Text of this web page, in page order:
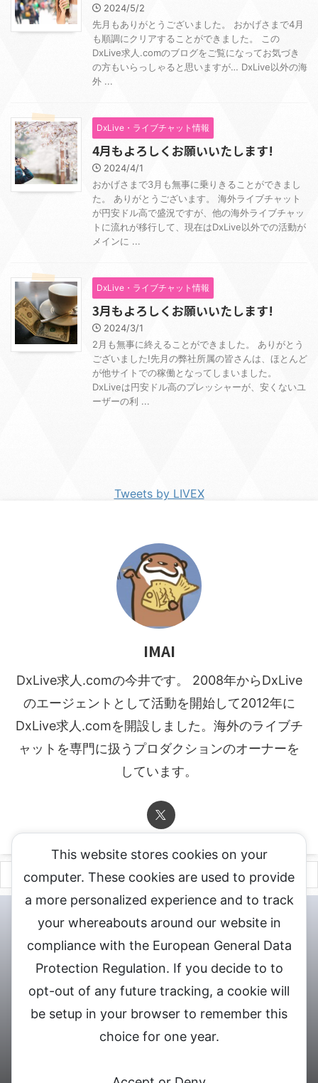
2024/5/2
先月もありがとうございました。 おかげさまで4月
も順調にクリアすることができました。 この
DxLive求人.comのブログをご覧になってお気づき
の方もいらっしゃると思いますが… DxLive以外の海
外 ...
DxLive・ライブチャット情報
4月もよろしくお願いいたします!
2024/4/1
おかげさまで3月も無事に乗りきることができまし
た。 ありがとうございます。 海外ライブチャット
が円安ドル高で盛況ですが、他の海外ライブチャッ
トに流れが移行して、現在はDxLive以外での活動が
メインに ...
DxLive・ライブチャット情報
3月もよろしくお願いいたします!
2024/3/1
2月も無事に終えることができました。 ありがとう
ございました!先月の弊社所属の皆さんは、ほとんど
が他サイトでの稼働となってしまいました。
DxLiveは円安ドル高のプレッシャーが、安くないユ
ーザーの利 ...
Tweets by LIVEX
IMAI
DxLive求人.comの今井です。 2008年からDxLive
のエージェントとして活動を開始して2012年に
DxLive求人.comを開設しました。海外のライブチ
ャットを専門に扱うプロダクションのオーナーを
しています。
チャットレディ登録申込 DXLIVE求人.comへお問合せ
DXLIVE 退
会・解約・移籍の申請
式サイト
DXLIVEのチャットレディ求人情報サイト
This website stores cookies on your
computer. These cookies are used to provide
a more personalized experience and to track
your whereabouts around our website in
compliance with the European General Data
Protection Regulation. If you decide to to
opt-out of any future tracking, a cookie will
be setup in your browser to remember this
choice for one year.